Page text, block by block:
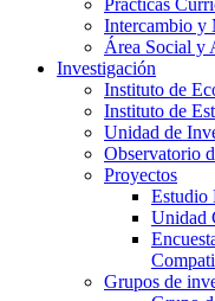
Intercambio y
Área Social y
Investigación
Instituto de
Instituto de
Unidad de
Observatorio
Proyectos
Estudio
Unidad
Grupos de